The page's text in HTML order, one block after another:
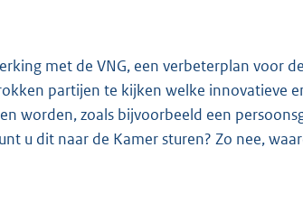
met de VNG, een verbeterplan voor
partijen te kijken welke innovatieve
worden, zoals bijvoorbeeld een
u dit naar de Kamer sturen? Zo nee,